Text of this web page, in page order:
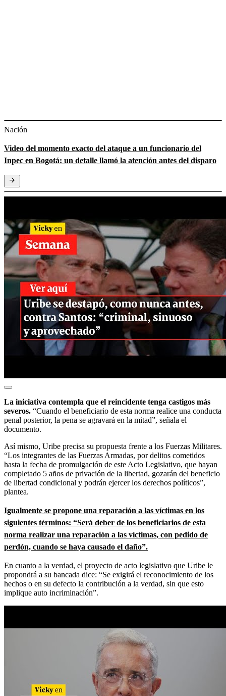
Nación
Video del momento exacto del ataque a un funcionario del
Inpec en Bogotá: un detalle llamó la atención antes del disparo
La iniciativa contempla que el reincidente tenga castigos más
severos. “Cuando el beneficiario de esta norma realice una conducta
penal posterior, la pena se agravará en la mitad”, señala el
documento.
Así mismo, Uribe precisa su propuesta frente a los Fuerzas Militares.
“Los integrantes de las Fuerzas Armadas, por delitos cometidos
hasta la fecha de promulgación de este Acto Legislativo, que hayan
completado 5 años de privación de la libertad, gozarán del beneficio
de libertad condicional y podrán ejercer los derechos políticos”,
plantea.
Igualmente se propone una reparación a las víctimas en los
siguientes términos: “Será deber de los beneficiarios de esta
norma realizar una reparación a las víctimas, con pedido de
perdón, cuando se haya causado el daño”.
En cuanto a la verdad, el proyecto de acto legislativo que Uribe le
propondrá a su bancada dice: “Se exigirá el reconocimiento de los
hechos o en su defecto la contribución a la verdad, sin que esto
implique auto incriminación”.